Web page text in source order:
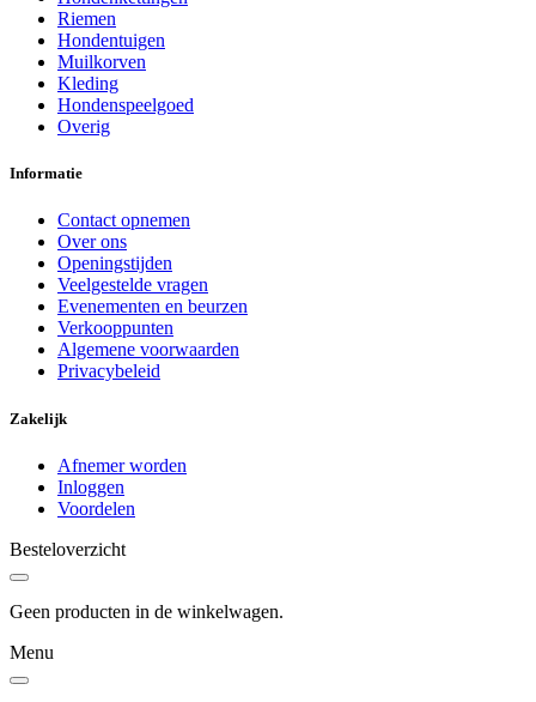
Riemen
Hondentuigen
Muilkorven
Kleding
Hondenspeelgoed
Overig
Informatie
Contact opnemen
Over ons
Openingstijden
Veelgestelde vragen
Evenementen en beurzen
Verkooppunten
Algemene voorwaarden
Privacybeleid
Zakelijk
Afnemer worden
Inloggen
Voordelen
Besteloverzicht
Geen producten in de winkelwagen.
Menu